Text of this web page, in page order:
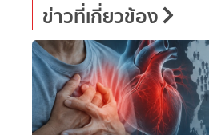
ข่าวที่เกี่ยวข้อง